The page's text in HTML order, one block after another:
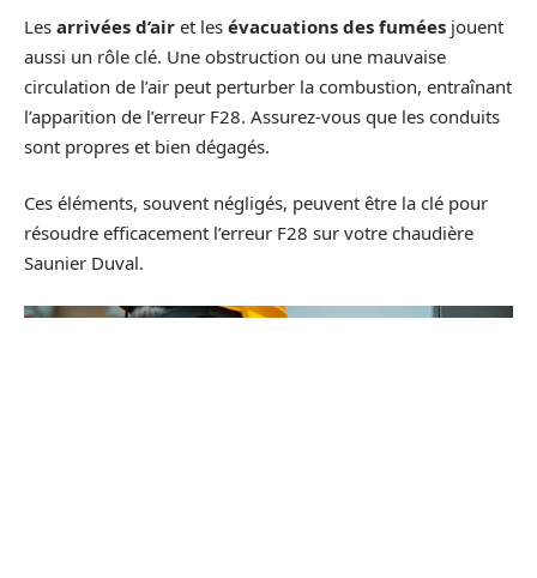
Les arrivées d’air et les évacuations des fumées jouent
aussi un rôle clé. Une obstruction ou une mauvaise
circulation de l’air peut perturber la combustion, entraînant
l’apparition de l’erreur F28. Assurez-vous que les conduits
sont propres et bien dégagés.
Ces éléments, souvent négligés, peuvent être la clé pour
résoudre efficacement l’erreur F28 sur votre chaudière
Saunier Duval.